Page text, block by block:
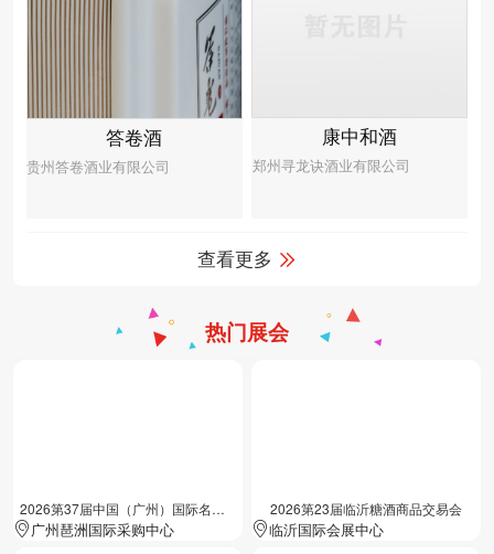
答卷酒
贵州答卷酒业有限公司
康中和酒
郑州寻龙诀酒业有限公司
查看更多
热门展会
2026第37届中国（广州）国际名酒展览会
广州琶洲国际采购中心
2026第23届临沂糖酒商品交易会
临沂国际会展中心